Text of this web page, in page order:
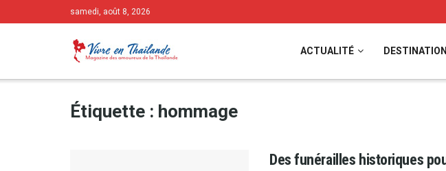
samedi, août 8, 2026
ACTUALITÉ
Étiquette : hommage
Des funérailles historiques